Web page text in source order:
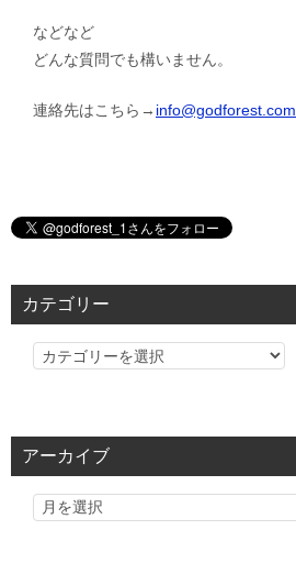
などなど
どんな質問でも構いません。
連絡先はこちら→ info@godforest.com
カテゴリー
カ
リ
アーカイブ